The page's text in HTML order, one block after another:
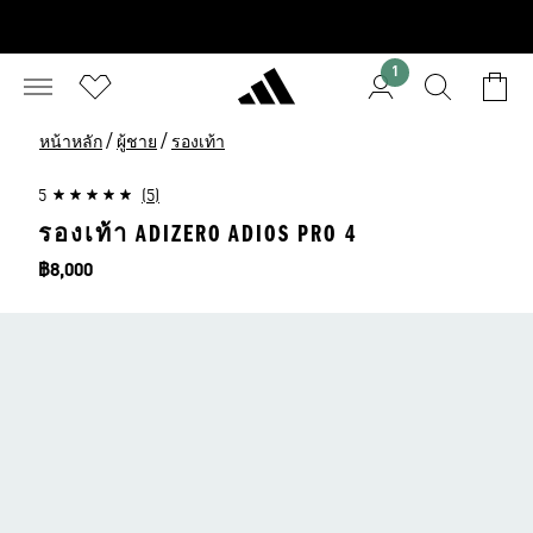
1
หน้าหลัก / ผู้ชาย / รองเท้า
5 (5)
รองเท้า ADIZERO ADIOS PRO 4
ราคา
฿8,000